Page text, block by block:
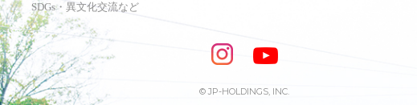
SDGs・異文化交流など
© JP-HOLDINGS, INC.